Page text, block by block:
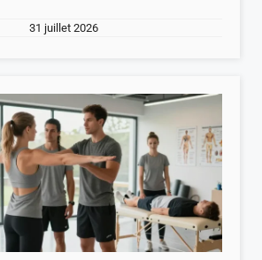
31 juillet 2026